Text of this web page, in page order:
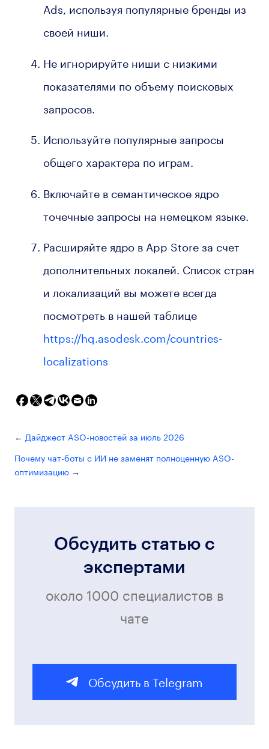
Ads, используя популярные бренды из
своей ниши.
Не игнорируйте ниши с низкими
показателями по объему поисковых
запросов.
Используйте популярные запросы
общего характера по играм.
Включайте в семантическое ядро
точечные запросы на немецком языке.
Расширяйте ядро в App Store за счет
дополнительных локалей. Список стран
и локализаций вы можете всегда
посмотреть в нашей таблице
https://hq.asodesk.com/countries-
localizations
Дайджест ASO-новостей за июль 2026
Почему чат-боты с ИИ не заменят полноценную ASO-
оптимизацию
Обсудить статью с
экспертами
около 1000 специалистов в
чате
Обсудить в Telegram